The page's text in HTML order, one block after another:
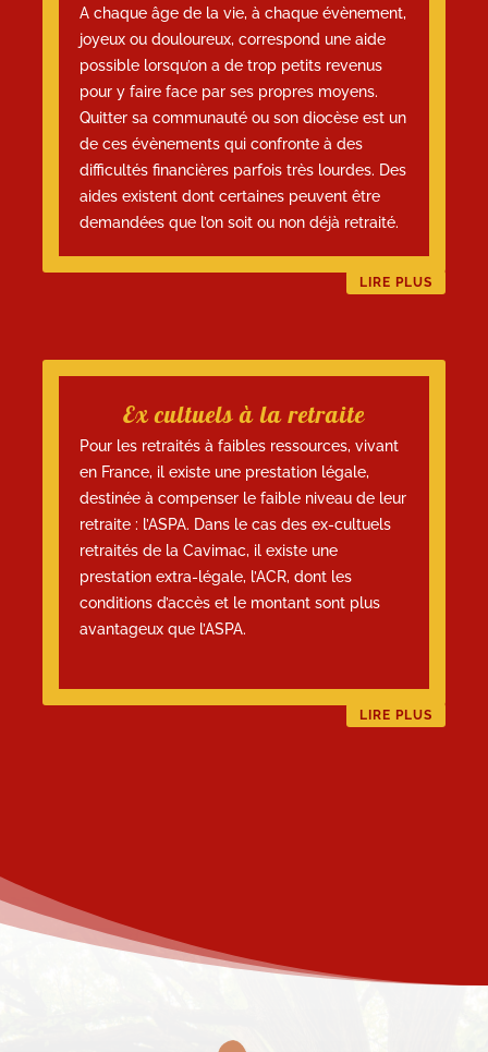
A chaque âge de la vie, à chaque évènement,
joyeux ou douloureux, correspond une aide
possible lorsqu’on a de trop petits revenus
pour y faire face par ses propres moyens.
Quitter sa communauté ou son diocèse est un
de ces évènements qui confronte à des
difficultés financières parfois très lourdes. Des
aides existent dont certaines peuvent être
demandées que l’on soit ou non déjà retraité.
LIRE PLUS
Ex cultuels à la retraite
Pour les retraités à faibles ressources, vivant
en France, il existe une prestation légale,
destinée à compenser le faible niveau de leur
retraite : l’ASPA. Dans le cas des ex-cultuels
retraités de la Cavimac, il existe une
prestation extra-légale, l’ACR, dont les
conditions d’accès et le montant sont plus
avantageux que l’ASPA.
LIRE PLUS